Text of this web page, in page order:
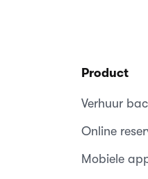
Product
Verhuur
Online
Mobiele